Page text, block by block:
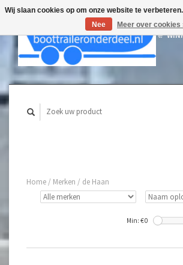
Home / Merken / de Haan
Min: €0
Wij slaan cookies op om onze website te
Nee
Meer over cookies